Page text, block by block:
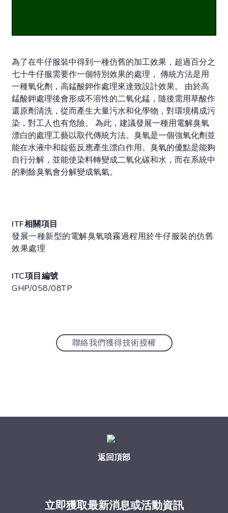
為了在牛仔服裝中得到一種仿舊的加工效果，超過百分之
七十牛仔服需要作一個特別效果的處理， 傳統方法是用
一種氧化劑，高錳酸鉀作處理來達致設計效果。 由於高
錳酸鉀處理後會形成不溶性的二氧化錳，隨後需用草酸作
還原劑清洗，從而產生大量污水和化學物，對環境構成污
染，對工人也有危險。 為此，建議發展一種用電解臭氧
漂白的處理工藝以取代傳統方法。臭氧是一個強氧化劑並
能在水液中和靛藍反應產生漂白作用。臭氧的優點是能夠
自行分解，並能使染料轉變成二氧化碳和水，而在系統中
的剩餘臭氧會分解變成氧氣。
ITF相關項目
發展一種新型的電解臭氧噴霧過程用於牛仔服裝的仿舊
效果處理
ITC項目編號
GHP/058/08TP
聯絡我們獲得技術授權
返回頂部
立即獲取最新消息或活動資訊